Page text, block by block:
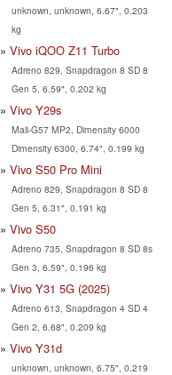
unknown, unknown, 6.67", 0.203
kg
Vivo iQOO Z11 Turbo
Adreno 829, Snapdragon 8 SD 8
Gen 5, 6.59", 0.202 kg
Vivo Y29s
Mali-G57 MP2, Dimensity 6000
Dimensity 6300, 6.74", 0.199 kg
Vivo S50 Pro Mini
Adreno 829, Snapdragon 8 SD 8
Gen 5, 6.31", 0.191 kg
Vivo S50
Adreno 735, Snapdragon 8 SD 8s
Gen 3, 6.59", 0.196 kg
Vivo Y31 5G (2025)
Adreno 613, Snapdragon 4 SD 4
Gen 2, 6.68", 0.209 kg
Vivo Y31d
unknown, unknown, 6.75", 0.219